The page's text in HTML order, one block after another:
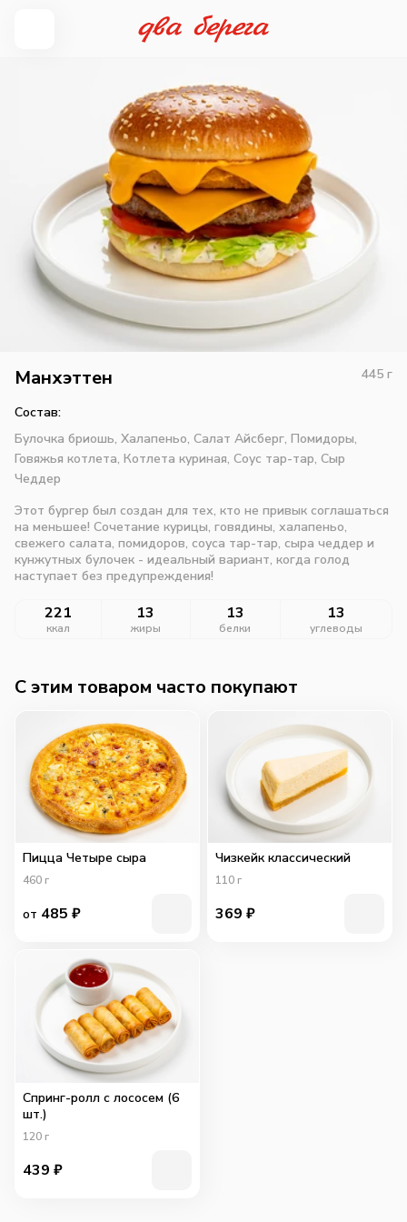
Манхэттен 445 г
Состав:
Булочка бриошь, Халапеньо, Салат Айсберг, Помидоры,
Говяжья котлета, Котлета куриная, Соус тар-тар, Сыр
Чеддер
Этот бургер был создан для тех, кто не привык соглашаться
на меньшее! Сочетание курицы, говядины, халапеньо,
свежего салата, помидоров, соуса тар-тар, сыра чеддер и
кунжутных булочек - идеальный вариант, когда голод
наступает без предупреждения!
221
ккал
13
жиры
13
белки
13
углеводы
C этим товаром часто покупают
Пицца Четыре сыра
460 г
от 485 ₽
Чизкейк классический
110 г
369 ₽
Спринг-ролл с лососем (6
шт.)
120 г
439 ₽